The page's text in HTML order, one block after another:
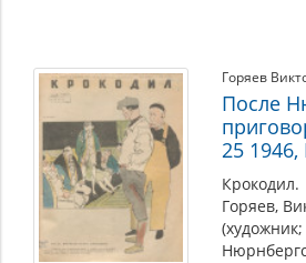
Горяев
После
25
Крокодил.
Горяев,